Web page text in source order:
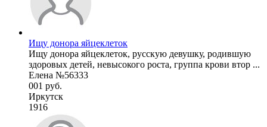
Ищу донора яйцеклеток
Ищу донора яйцеклеток, русскую девушку, родившую
здоровых детей, невысокого роста, группа крови втор ...
Елена №56333
001 руб.
Иркутск
1916